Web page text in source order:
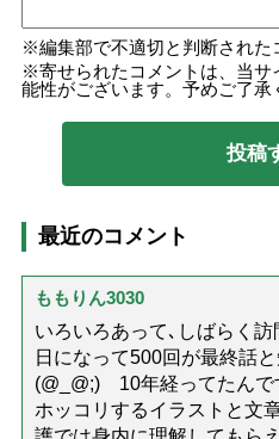
編集部で不適切と判断された
寄せられたコメントは、当
能性がございます。予めご了承
最近のコメント
ももりん3030
いろいろあって､しばらく
日になって500回が最終話
(@_@;) 10年経ってたん
ホッコリするイラストと